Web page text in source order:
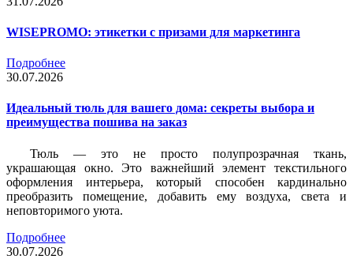
WISEPROMO: этикетки с призами для маркетинга
Подробнее
30.07.2026
Идеальный тюль для вашего дома: секреты выбора и
преимущества пошива на заказ
Тюль — это не просто полупрозрачная ткань,
украшающая окно. Это важнейший элемент текстильного
оформления интерьера, который способен кардинально
преобразить помещение, добавить ему воздуха, света и
неповторимого уюта.
Подробнее
30.07.2026